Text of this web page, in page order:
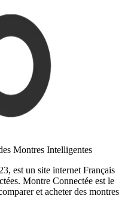
Montres Intelligentes
est un site internet Français
Montre Connectée est le
et acheter des montres